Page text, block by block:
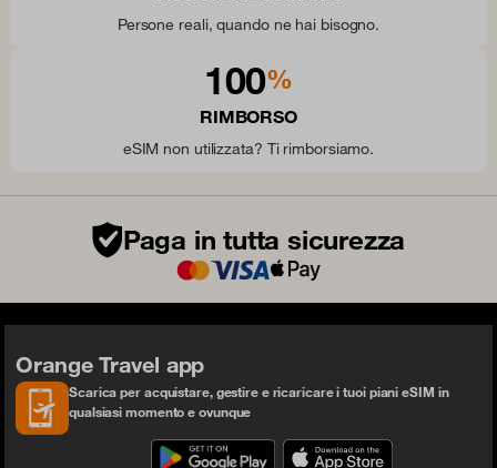
Persone reali, quando ne hai bisogno.
100%
RIMBORSO
eSIM non utilizzata? Ti rimborsiamo.
Paga in tutta sicurezza
Orange Travel app
Scarica per acquistare, gestire e ricaricare i tuoi piani eSIM in
qualsiasi momento e ovunque